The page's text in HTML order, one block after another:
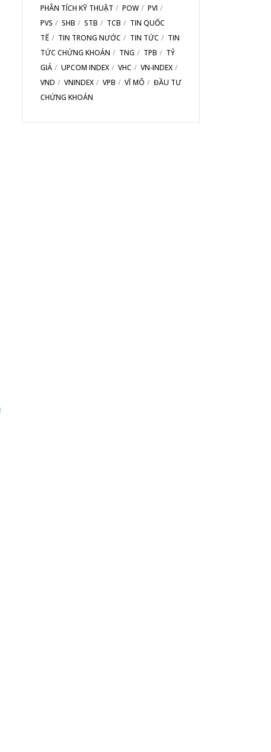
PHÂN TÍCH KỸ THUẬT
POW
PVI
PVS
SHB STB TCB
TIN QUỐC
TẾ
TIN TRONG NƯỚC TIN TỨC
TIN
TỨC CHỨNG KHOÁN
TNG TPB
TỶ
GIÁ
UPCOM INDEX VHC
VN-INDEX
VND
VNINDEX VPB VĨ MÔ
ĐẦU TƯ
CHỨNG KHOÁN